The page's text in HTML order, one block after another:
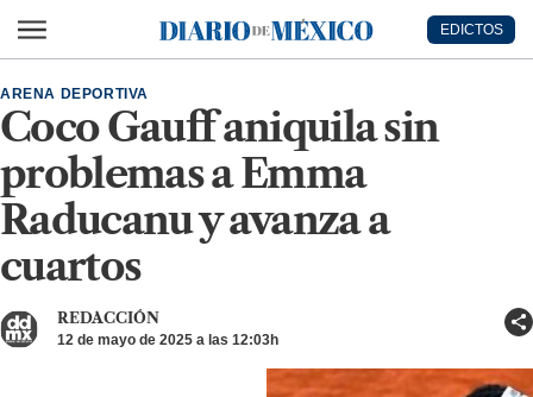
Diario de México
EDICTOS
Coco Gauff aniquila sin
problemas a Emma
Raducanu y avanza a
cuartos
ARENA DEPORTIVA
REDACCIÓN
12 de mayo de 2025 a las 12:03h